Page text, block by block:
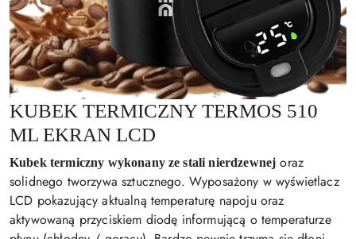
KUBEK TERMICZNY TERMOS 510
ML EKRAN LCD
Kubek termiczny wykonany ze stali nierdzewnej oraz
solidnego tworzywa sztucznego. Wyposażony w wyświetlacz
LCD pokazujący aktualną temperaturę napoju oraz
aktywowaną przyciskiem diodę informującą o temperaturze